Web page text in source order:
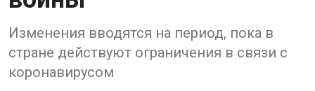
Изменения вводятся на период, пока в
стране действуют ограничения в связи с
коронавирусом